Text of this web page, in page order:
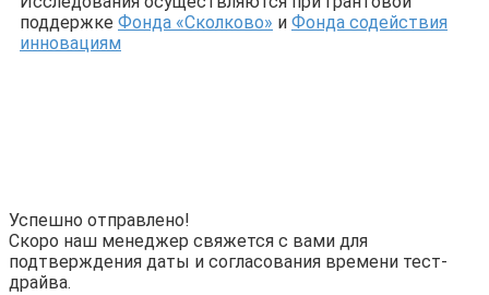
поддержке Фонда «Сколково» и Фонда содействия
инновациям
Успешно отправлено!
Скоро наш менеджер свяжется с вами для
подтверждения даты и согласования времени тест-
драйва.